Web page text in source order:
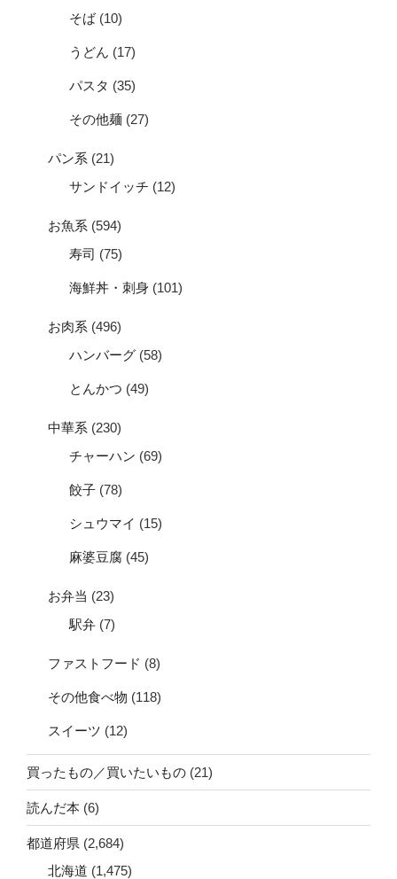
そば(10)
うどん (17)
パスタ (35)
その他麺 (27)
パン系 (21)
サンドイッチ (12)
お魚系 (594)
寿司 (75)
海鮮丼・刺身 (101)
お肉系 (496)
ハンバーグ (58)
とんかつ (49)
中華系 (230)
チャーハン (69)
餃子 (78)
シュウマイ (15)
麻婆豆腐 (45)
お弁当 (23)
駅弁 (7)
ファストフード (8)
その他食べ物 (118)
スイーツ (12)
買ったもの／買いたいもの (21)
読んだ本 (6)
都道府県 (2,684)
北海道 (1,475)